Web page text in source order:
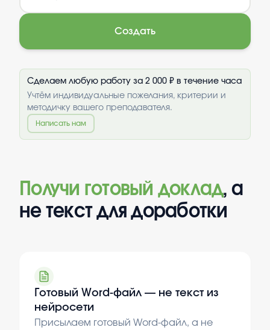
Создать
Сделаем любую работу за 2 000 ₽ в течение часа
Учтём индивидуальные пожелания, критерии и
методичку вашего преподавателя.
Написать нам
Получи готовый доклад, а
не текст для доработки
Готовый Word-файл — не текст из
нейросети
Присылаем готовый Word-файл, а не